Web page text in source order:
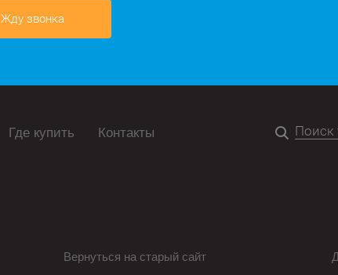
Жду звонка
Где купить Контакты
Вернуться на старый сайт